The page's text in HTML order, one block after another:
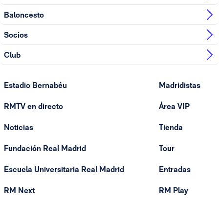
Baloncesto
Socios
Club
Estadio Bernabéu
RMTV en directo
Noticias
Fundación Real Madrid
Escuela Universitaria Real Madrid
RM Next
Madridistas
Área VIP
Tienda
Tour
Entradas
RM Play